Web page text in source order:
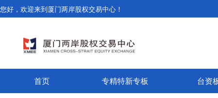
您好，欢迎来到厦门两岸股权交易中心！
首页 专精特新专板 台资